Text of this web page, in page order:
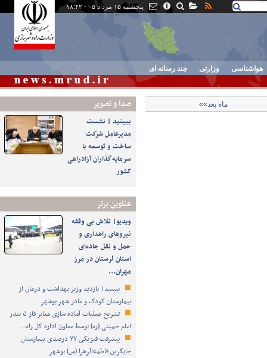
پنجشنبه ۱۵ مرداد ۰۵ - ۱۸:۴۲
هواشناسی وزارتی چند رسانه ای
صدا و تصوير
ببینید | نشست
مدیرعامل شرکت
ساخت و توسعه با
سرمایه‌گذاران آزادراهی
کشور
عناوین برتر
ویدیو| تلاش بی وقفه
نیروهای راهداری و
حمل و نقل جاده‌ای
استان لرستان در مرز
مهران…
ببینید| بازدید وزیر بهداشت و درمان از
بیمارستان کودک و مادر شهر بوشهر
تشریح عملیات آماده سازی معابر فاز ۵ بندر
امام خمینی (ره) توسط معاون اداره کل راه…
پیشرفت فیزیکی ۷۷ درصدی بیمارستان
جایگزین فاطمه‌الزهرا (س) بوشهر
ماه بعد»»